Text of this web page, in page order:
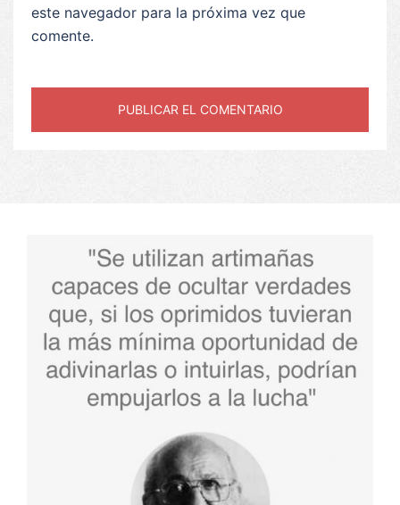
este navegador para la próxima vez que
comente.